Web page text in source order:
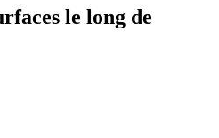
le long de